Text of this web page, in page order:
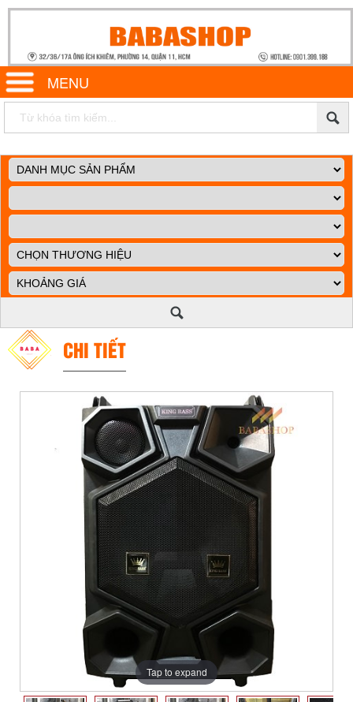
MENU
CHI TIẾT
Tap to expand